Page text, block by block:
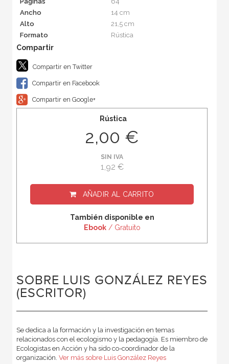
Ancho
14 cm
Alto
21,5 cm
Formato
Rústica
Compartir en Twitter
Compartir en Facebook
Compartir en Google+
Rústica
2,00 €
SIN IVA
1,92 €
AÑADIR AL CARRITO
También disponible en
Ebook/ Gratuito
SOBRE LUIS GONZÁLEZ REYES
(ESCRITOR)
Se dedica a la formación y la investigación en temas
relacionados con el ecologismo y la pedagogía. Es miembro de
Ecologistas en Acción y ha sido co-coordinador de la
organización. Ver más sobre Luis González Reyes